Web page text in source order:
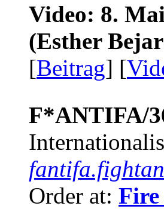
Video: 8.
(Esther
[Beitrag] [
F*ANTIFA/
Order at: Fire